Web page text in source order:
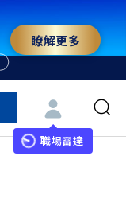
瞭解更多
職場雷達